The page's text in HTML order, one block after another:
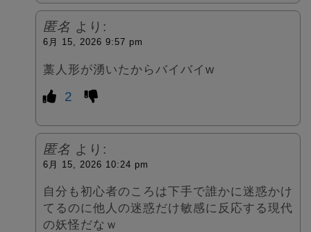
匿名 より:
6月 15, 2026 9:57 pm
藁人形が湧いたからバイバイw
2
匿名 より:
6月 15, 2026 10:24 pm
自分も初心者のころは下手で誰かに迷惑かけ
てるのに他人の迷惑だけ敏感に反応する現代
の妖怪だなｗ